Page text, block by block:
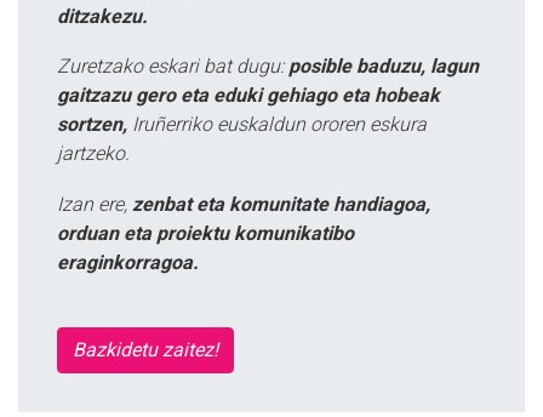
ditzakezu.
Zuretzako eskari bat dugu: posible baduzu, lagun
gaitzazu gero eta eduki gehiago eta hobeak
sortzen, Iruñerriko euskaldun ororen eskura
jartzeko.
Izan ere, zenbat eta komunitate handiagoa,
orduan eta proiektu komunikatibo
eraginkorragoa.
Bazkidetu zaitez!